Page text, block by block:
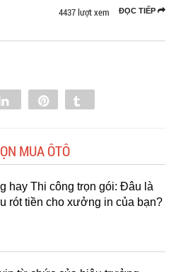
ĐỌC TIẾP
4437 lượt xem
Share
MUA ÔTÔ
hay Thi công trọn gói: Đâu là
rót tiền cho xưởng in của bạn?